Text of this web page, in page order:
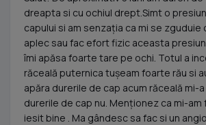
dreapta si cu ochiul drept.Simt o
capului si am senzația ca mi se zguduie
aplec sau fac efort fizic aceasta
îmi apăsa foarte tare pe ochi. Totul a
răceală puternica tușeam foarte rău si
apăra durerile de cap acum răceală mi-
durerile de cap nu. Menționez ca mi-am
iesit bine . Ma gândesc sa fac si un